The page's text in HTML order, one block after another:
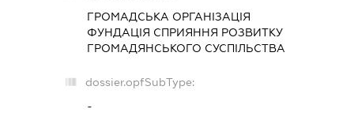
ГРОМАДСЬКА ОРГАНІЗАЦІЯ
ФУНДАЦІЯ СПРИЯННЯ РОЗВИТКУ
ГРОМАДЯНСЬКОГО СУСПІЛЬСТВА
dossier.opfSubType:
-